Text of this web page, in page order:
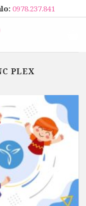
0978.237.841
PLEX